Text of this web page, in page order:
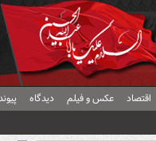
اقتصاد عکس و فیلم دیدگاه